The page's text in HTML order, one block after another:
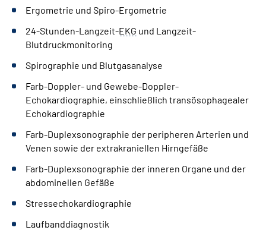
Ergometrie und Spiro-Ergometrie
24-Stunden-Langzeit-EKG und Langzeit-
Blutdruckmonitoring
Spirographie und Blutgasanalyse
Farb-Doppler- und Gewebe-Doppler-
Echokardiographie, einschließlich trans­ösophagealer
Echokardiographie
Farb-Duplexsonographie der peripheren Arterien und
Venen sowie der extrakraniellen Hirngefäße
Farb-Duplexsonographie der inneren Organe und der
abdominellen Gefäße
Stressechokardiographie
Laufbanddiagnostik